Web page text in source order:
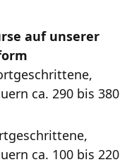
auf unserer
ca. 290 bis 380
ca. 100 bis 220